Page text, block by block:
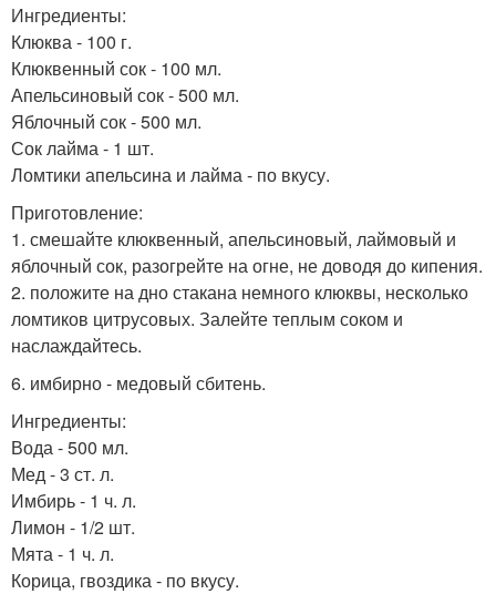
Ингредиенты:
Клюква - 100 г.
Клюквенный сок - 100 мл.
Апельсиновый сок - 500 мл.
Яблочный сок - 500 мл.
Сок лайма - 1 шт.
Ломтики апельсина и лайма - по вкусу.
Приготовление:
1. смешайте клюквенный, апельсиновый, лаймовый и
яблочный сок, разогрейте на огне, не доводя до кипения.
2. положите на дно стакана немного клюквы, несколько
ломтиков цитрусовых. Залейте теплым соком и
наслаждайтесь.
6. имбирно - медовый сбитень.
Ингредиенты:
Вода - 500 мл.
Мед - 3 ст. л.
Имбирь - 1 ч. л.
Лимон - 1/2 шт.
Мята - 1 ч. л.
Корица, гвоздика - по вкусу.